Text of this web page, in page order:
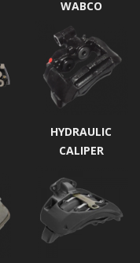
WABCO
HYDRAULIC
CALIPER